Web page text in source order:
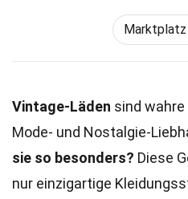
Vintage-Läden sind
Mode- und Nostalgie-
sie so besonders? Diese
nur einzigartige